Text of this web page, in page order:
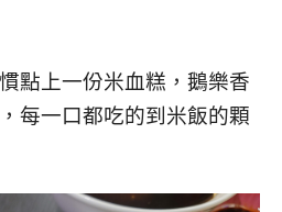
點上一份米血糕，鵝樂香
每一口都吃的到米飯的顆